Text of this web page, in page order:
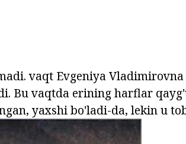
vaqt Evgeniya
Bu vaqtda erining harflar
yaxshi bo'ladi-da, lekin u